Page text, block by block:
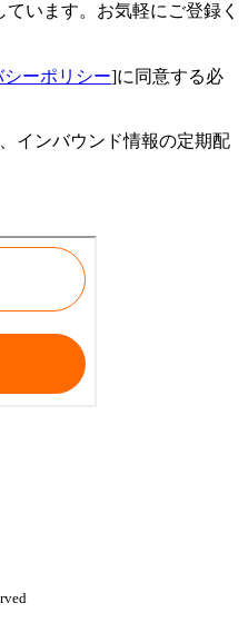
います。お気軽にご登録く
シーポリシー]に同意する必
インバウンド情報の定期配